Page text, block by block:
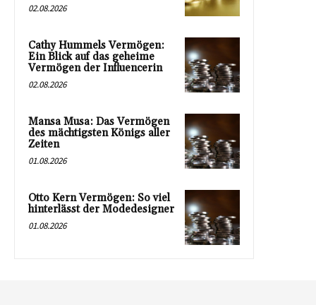
02.08.2026
Cathy Hummels Vermögen:
Ein Blick auf das geheime
Vermögen der Influencerin
02.08.2026
Mansa Musa: Das Vermögen
des mächtigsten Königs aller
Zeiten
01.08.2026
Otto Kern Vermögen: So viel
hinterlässt der Modedesigner
01.08.2026